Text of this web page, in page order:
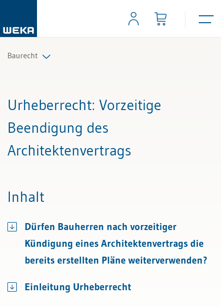
Baurecht
Alle Fachexperten
Urheberrecht: Vorzeitige
Beendigung des
Architektenvertrags
Inhalt
Dürfen Bauherren nach vorzeitiger
Kündigung eines Architektenvertrags die
bereits erstellten Pläne weiterverwenden?
Einleitung Urheberrecht